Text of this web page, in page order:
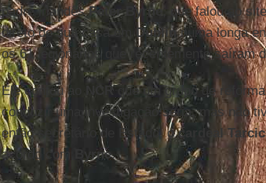
padre irlandêsPeter Byrne , que falou ao
direto de sua casa em Dublinnuma longa
os 61 legionários que recentemente saíram
Ele contou ao NCRque um grupo de
conduzir uma investigação séria, mas não
então secretário de Estado, ocardeal
acordo com
Byrne.